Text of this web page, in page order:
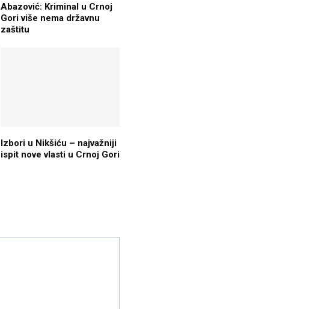
Abazović: Kriminal u Crnoj
Gori više nema državnu
zaštitu
Izbori u Nikšiću – najvažniji
ispit nove vlasti u Crnoj Gori